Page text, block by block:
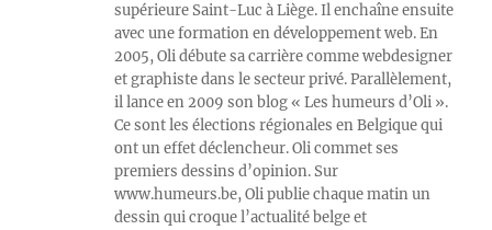
supérieure Saint-Luc à Liège. Il enchaîne ensuite
avec une formation en développement web. En
2005, Oli débute sa carrière comme webdesigner
et graphiste dans le secteur privé. Parallèlement,
il lance en 2009 son blog « Les humeurs d’Oli ».
Ce sont les élections régionales en Belgique qui
ont un effet déclencheur. Oli commet ses
premiers dessins d’opinion. Sur
www.humeurs.be, Oli publie chaque matin un
dessin qui croque l’actualité belge et